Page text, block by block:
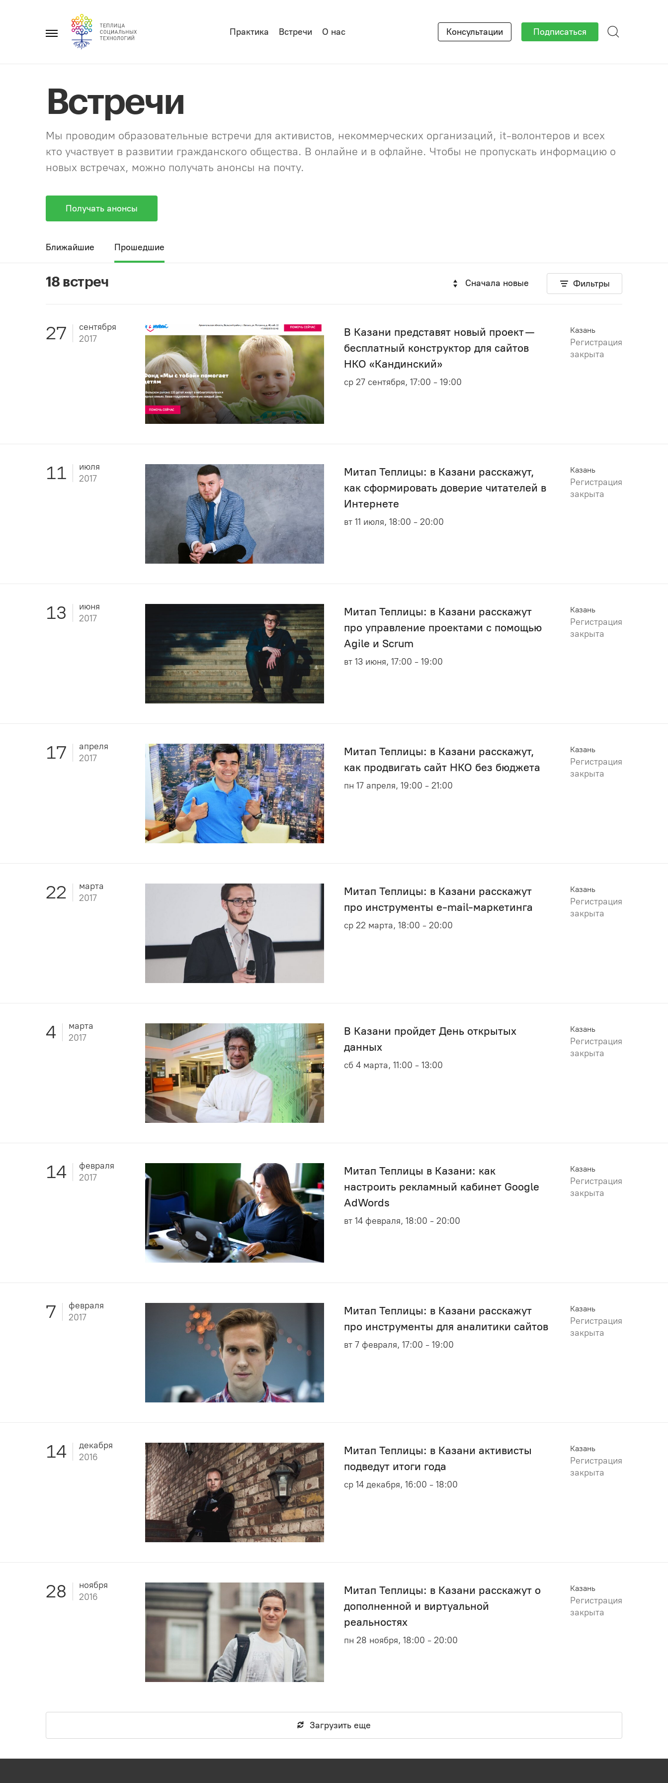
Главное
Практика Встречи О нас Консультации Подписаться
Встречи
Мы проводим образовательные встречи для активистов, некоммерческих организаций, it-волонтеров и всех
кто участвует в развитии гражданского общества. В онлайне и в офлайне. Чтобы не пропускать информацию о
новых встречах, можно получать анонсы на почту.
Получать анонсы
Ближайшие Прошедшие
18 встреч Сначала новые Фильтры
27
сентября
2017
В Казани представят новый проект —
бесплатный конструктор для сайтов
НКО «Кандинский»
ср 27 сентября, 17:00 - 19:00
Казань
Регистрация
закрыта
11
июля
2017
Митап Теплицы: в Казани расскажут,
как сформировать доверие читателей в
Интернете
вт 11 июля, 18:00 - 20:00
Казань
Регистрация
закрыта
13
июня
2017
Митап Теплицы: в Казани расскажут
про управление проектами с помощью
Agile и Scrum
вт 13 июня, 17:00 - 19:00
Казань
Регистрация
закрыта
17
апреля
2017
Митап Теплицы: в Казани расскажут,
как продвигать сайт НКО без бюджета
пн 17 апреля, 19:00 - 21:00
Казань
Регистрация
закрыта
22
марта
2017
Митап Теплицы: в Казани расскажут
про инструменты e-mail-маркетинга
ср 22 марта, 18:00 - 20:00
Казань
Регистрация
закрыта
4
марта
2017
В Казани пройдет День открытых
данных
сб 4 марта, 11:00 - 13:00
Казань
Регистрация
закрыта
14
февраля
2017
Митап Теплицы в Казани: как
настроить рекламный кабинет Google
AdWords
вт 14 февраля, 18:00 - 20:00
Казань
Регистрация
закрыта
7
февраля
2017
Митап Теплицы: в Казани расскажут
про инструменты для аналитики сайтов
вт 7 февраля, 17:00 - 19:00
Казань
Регистрация
закрыта
14
декабря
2016
Митап Теплицы: в Казани активисты
подведут итоги года
ср 14 декабря, 16:00 - 18:00
Казань
Регистрация
закрыта
28
ноября
2016
Митап Теплицы: в Казани расскажут о
дополненной и виртуальной
реальностях
пн 28 ноября, 18:00 - 20:00
Казань
Регистрация
закрыта
Загрузить еще